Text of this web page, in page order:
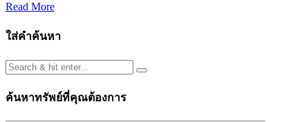
Read More
ใส่คำค้นหา
ค้นหาทรัพย์ที่คุณต้องการ